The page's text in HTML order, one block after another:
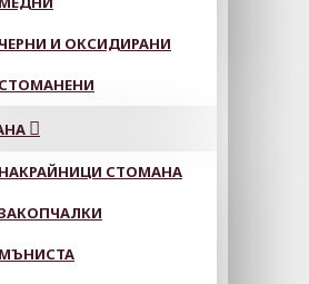
ЧЕРНИ И ОКСИДИРАНИ
СТОМАНЕНИ
НАКРАЙНИЦИ СТОМАНА
МЪНИСТА